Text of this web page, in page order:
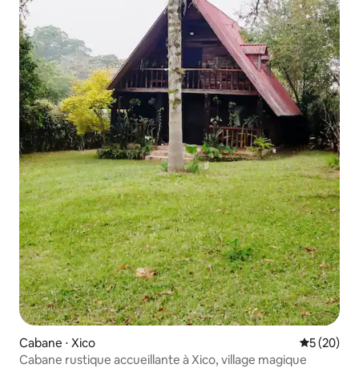
Cabane ⋅ Xico
5 (20)
Cabane rustique accueillante à Xico, village magique